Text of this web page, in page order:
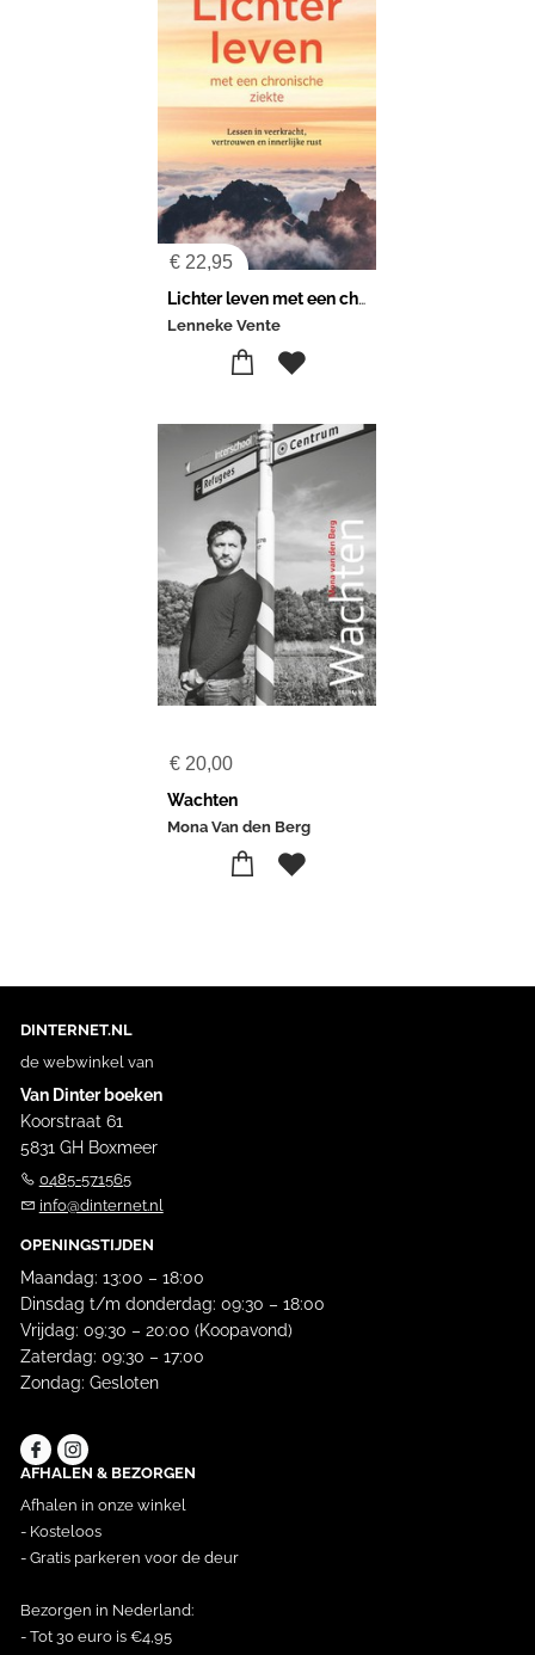
€ 22,95
Lichter leven met een chronische ziekte
Lenneke Vente
€ 20,00
Wachten
Mona Van den Berg
DINTERNET.NL
de webwinkel van
Van Dinter boeken
Koorstraat 61
5831 GH Boxmeer
0485-571565
info@dinternet.nl
OPENINGSTIJDEN
Maandag: 13:00 – 18:00
Dinsdag t/m donderdag: 09:30 – 18:00
Vrijdag: 09:30 – 20:00 (Koopavond)
Zaterdag: 09:30 – 17:00
Zondag: Gesloten
AFHALEN & BEZORGEN
Afhalen in onze winkel
- Kosteloos
- Gratis parkeren voor de deur
Bezorgen in Nederland:
- Tot 30 euro is €4,95